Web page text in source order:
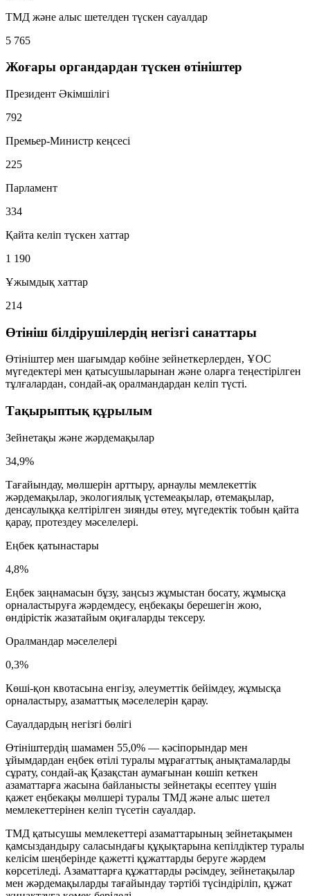
ТМД және алыс шетелден түскен сауалдар
5 765
Жоғары органдардан түскен өтініштер
Президент Әкімшілігі
792
Премьер-Министр кеңсесі
225
Парламент
334
Қайта келіп түскен хаттар
1 190
Ұжымдық хаттар
214
Өтініш білдірушілердің негізгі санаттары
Өтініштер мен шағымдар көбіне зейнеткерлерден, ҰОС
мүгедектері мен қатысушыларынан және оларға теңестірілген
тұлғалардан, сондай-ақ оралмандардан келіп түсті.
Тақырыптық құрылым
Зейнетақы және жәрдемақылар
34,9%
Тағайындау, мөлшерін арттыру, арнаулы мемлекеттік
жәрдемақылар, экологиялық үстемеақылар, өтемақылар,
денсаулыққа келтірілген зиянды өтеу, мүгедектік тобын қайта
қарау, протездеу мәселелері.
Еңбек қатынастары
4,8%
Еңбек заңнамасын бұзу, заңсыз жұмыстан босату, жұмысқа
орналастыруға жәрдемдесу, еңбекақы берешегін жою,
өндірістік жазатайым оқиғаларды тексеру.
Оралмандар мәселелері
0,3%
Көші-қон квотасына енгізу, әлеуметтік бейімдеу, жұмысқа
орналастыру, азаматтық мәселелерін қарау.
Сауалдардың негізгі бөлігі
Өтініштердің шамамен 55,0% — кәсіпорындар мен
ұйымдардан еңбек өтілі туралы мұрағаттық анықтамаларды
сұрату, сондай-ақ Қазақстан аумағынан көшіп кеткен
азаматтарға жасына байланысты зейнетақы есептеу үшін
қажет еңбекақы мөлшері туралы ТМД және алыс шетел
мемлекеттерінен келіп түсетін сауалдар.
ТМД қатысушы мемлекеттері азаматтарының зейнетақымен
қамсыздандыру саласындағы құқықтарына кепілдіктер туралы
келісім шеңберінде қажетті құжаттарды беруге жәрдем
көрсетіледі. Азаматтарға құжаттарды рәсімдеу, зейнетақылар
мен жәрдемақыларды тағайындау тәртібі түсіндіріліп, құжат